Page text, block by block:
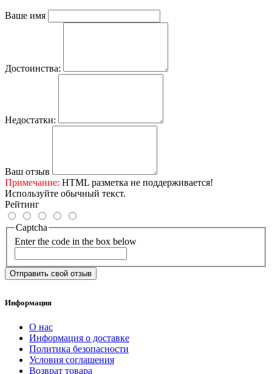
Ваше имя
Достоинства:
Недостатки:
Ваш отзыв
Примечание: HTML разметка не поддерживается!
Используйте обычный текст.
Рейтинг
Captcha
Enter the code in the box below
Отправить свой отзыв
Информация
О нас
Информация о доставке
Политика безопасности
Условия соглашения
Возврат товара